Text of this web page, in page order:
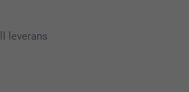
5 stjärnor! ⭐️⭐️⭐️⭐️⭐️
för oss att du tog dig tid att
Tack för att du valde
leverans